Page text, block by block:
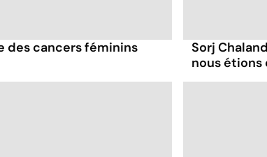
des cancers féminins
Sorj
nous étions